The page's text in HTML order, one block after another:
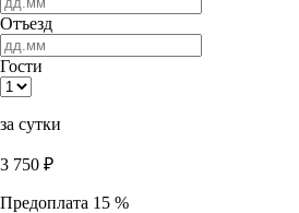
Отъезд
Гости
за сутки
3 750 ₽
Предоплата 15 %